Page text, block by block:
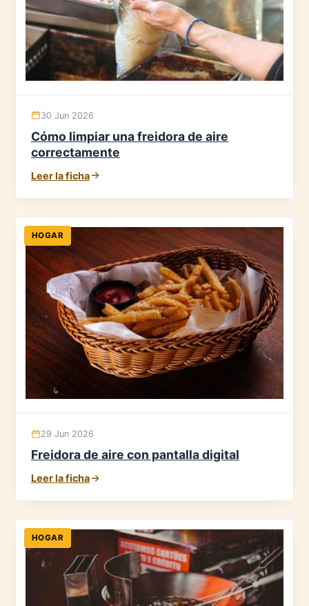
30 Jun 2026
Cómo limpiar una freidora de aire
correctamente
Leer la ficha
HOGAR
29 Jun 2026
Freidora de aire con pantalla digital
Leer la ficha
HOGAR